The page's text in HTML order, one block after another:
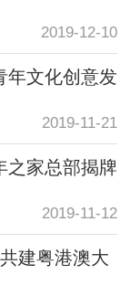
2019-12-10
年文化创意发
2019-11-21
之家总部揭牌
2019-11-12
建粤港澳大